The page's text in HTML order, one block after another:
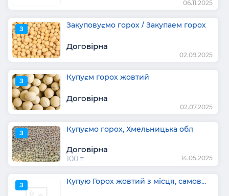
06.11.2025
З Закуповуємо горох / Закупаем горох
Договірна
02.09.2025
З Купуєм горох жовтий
Договірна
02.07.2025
З Купуємо горох, Хмельницька обл
Договірна
100 т 14.05.2025
З Купую Горох жовтий з місця, самов...